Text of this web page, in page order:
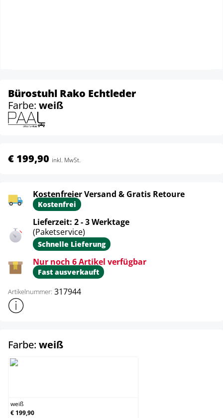
Bürostuhl Rako Echtleder
Farbe: weiß
€ 199,90 inkl. MwSt.
Kostenfreier Versand & Gratis Retoure
Kostenfrei
Lieferzeit: 2 - 3 Werktage
(Paketservice)
Schnelle Lieferung
Nur noch 6 Artikel verfügbar
Fast ausverkauft
Artikelnummer: 317944
Weitere Produktinformationen anzeigen
Farbe: weißauswählen
weiß
€ 199,90